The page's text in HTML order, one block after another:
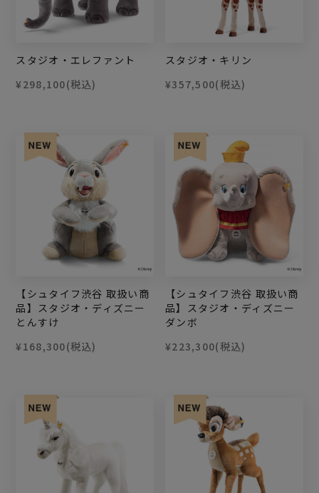
スタジオ・エレファント
¥298,100(税込)
スタジオ・キリン
¥357,500(税込)
【シュタイフ渋谷 取扱い商
品】スタジオ・ディズニー
とんすけ
¥168,300(税込)
【シュタイフ渋谷 取扱い商
品】スタジオ・ディズニー
ダンボ
¥223,300(税込)